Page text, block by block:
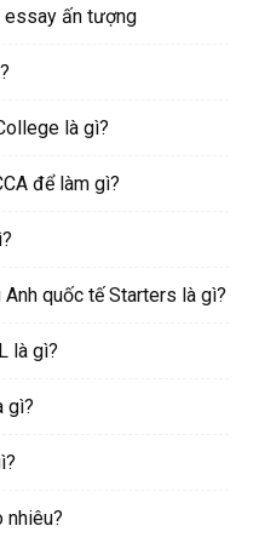
essay ấn tượng
là gì?
để làm gì?
quốc tế Starters là gì?
là gì?
gì?
nhiêu?